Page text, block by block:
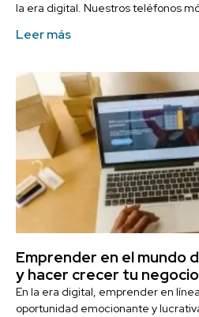
la era digital. Nuestros teléfonos
Leer más
Emprender en el mundo
y hacer crecer tu
En la era digital, emprender en
oportunidad emocionante y